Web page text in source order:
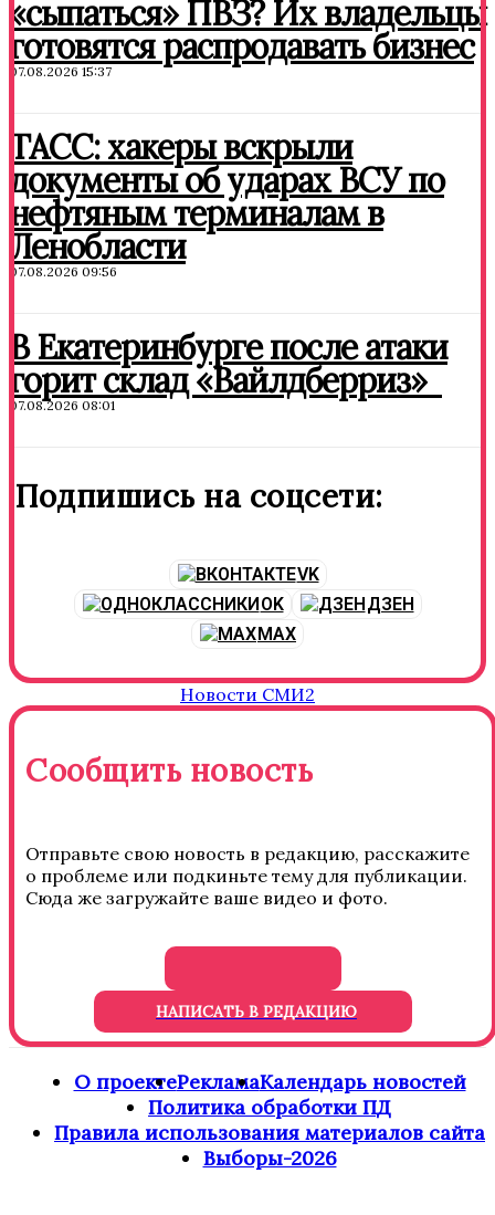
«сыпаться» ПВЗ? Их владельцы
готовятся распродавать бизнес
07.08.2026 15:37
ТАСС: хакеры вскрыли
документы об ударах ВСУ по
нефтяным терминалам в
Ленобласти
07.08.2026 09:56
В Екатеринбурге после атаки
горит склад «Вайлдберриз»
07.08.2026 08:01
Подпишись на соцсети:
VK
OK
ДЗЕН
MAX
Новости СМИ2
Сообщить новость
Отправьте свою новость в редакцию, расскажите
о проблеме или подкиньте тему для публикации.
Сюда же загружайте ваше видео и фото.
НАПИСАТЬ В РЕДАКЦИЮ
О проектеРекламаКалендарь новостей
Политика обработки ПД
Правила использования материалов сайта
Выборы-2026